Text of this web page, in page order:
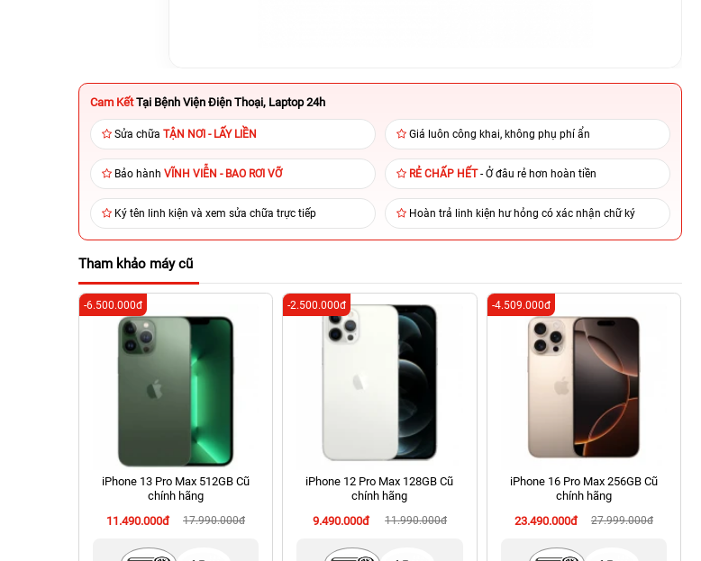
Cam Kết Tại Bệnh Viện Điện Thoại, Laptop 24h
Sửa chữa TẬN NƠI - LẤY LIỀN Giá luôn công khai, không phụ phí ẩn
Bảo hành VĨNH VIỄN - BAO RƠI VỠ RẺ CHẤP HẾT- Ở đâu rẻ hơn hoàn tiền
Ký tên linh kiện và xem sửa chữa trực tiếp Hoàn trả linh kiện hư hỏng có xác nhận chữ ký
Tham khảo máy cũ
iPhone 13 Pro Max 512GB Cũ
chính hãng
11.490.000đ
17.990.000đ
-6.500.000đ
iPhone 12 Pro Max 128GB Cũ
chính hãng
9.490.000đ
11.990.000đ
-2.500.000đ
iPhone 16 Pro Max 256GB Cũ
chính hãng
23.490.000đ
27.999.000đ
-4.509.000đ